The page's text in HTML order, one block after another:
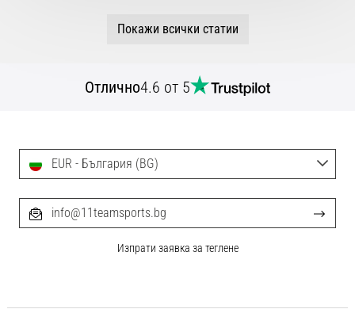
Перфектни
играчи,
…
Покажи всички статии
Отлично4.6 от 5
EUR - България (BG)
info@11teamsports.bg
Изпрати заявка за теглене